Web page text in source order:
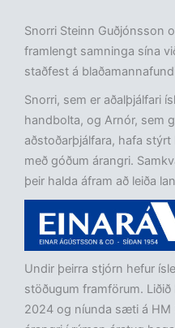
Snorri Steinn Guðjónsson
framlengt samninga sína
staðfest á
Snorri, sem er aðalþjálfari
handbolta, og Arnór, sem
aðstoðarþjálfara, hafa
með góðum árangri.
þeir halda áfram að leiða
Undir þeirra stjórn hefur
stöðugum framförum.
2024 og níunda sæti á HM